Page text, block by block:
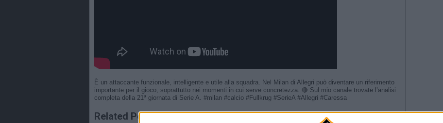
È un attaccante funzionale, intelligente e utile alla squadra. Nel Milan di Allegri può diventare un riferimento
importante per il gioco, soprattutto nei momenti in cui serve concretezza. 🔴 Sul mio canale trovate l’analisi
completa della 21ª giornata di Serie A. #milan #calcio #Fullkrug #SerieA #Allegri #Caressa
Related Posts